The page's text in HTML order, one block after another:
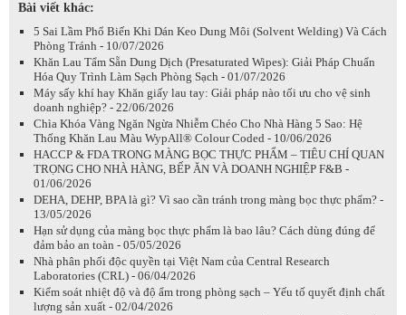
Bài viết khác:
5 Sai Lầm Phổ Biến Khi Dán Keo Dung Môi (Solvent Welding) Và Cách
Phòng Tránh - 10/07/2026
Khăn Lau Tẩm Sẵn Dung Dịch (Presaturated Wipes): Giải Pháp Chuẩn
Hóa Quy Trình Làm Sạch Phòng Sạch - 01/07/2026
Máy sấy khí hay Khăn giấy lau tay: Giải pháp nào tối ưu cho vệ sinh
doanh nghiệp? - 22/06/2026
Chìa Khóa Vàng Ngăn Ngừa Nhiễm Chéo Cho Nhà Hàng 5 Sao: Hệ
Thống Khăn Lau Màu WypAll® Colour Coded - 10/06/2026
HACCP & FDA TRONG MÀNG BỌC THỰC PHẨM – TIÊU CHÍ QUAN
TRỌNG CHO NHÀ HÀNG, BẾP ĂN VÀ DOANH NGHIỆP F&B -
01/06/2026
DEHA, DEHP, BPA là gì? Vì sao cần tránh trong màng bọc thực phẩm? -
13/05/2026
Hạn sử dụng của màng bọc thực phẩm là bao lâu? Cách dùng đúng để
đảm bảo an toàn - 05/05/2026
Nhà phân phối độc quyền tại Việt Nam của Central Research
Laboratories (CRL) - 06/04/2026
Kiểm soát nhiệt độ và độ ẩm trong phòng sạch – Yếu tố quyết định chất
lượng sản xuất - 02/04/2026